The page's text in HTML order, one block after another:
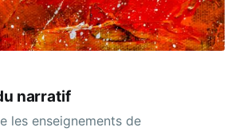
narratif
les enseignements de